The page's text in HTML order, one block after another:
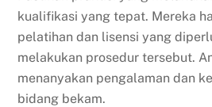
kualifikasi yang tepat. Mereka
pelatihan dan lisensi yang
melakukan prosedur tersebut.
menanyakan pengalaman dan
bidang bekam.